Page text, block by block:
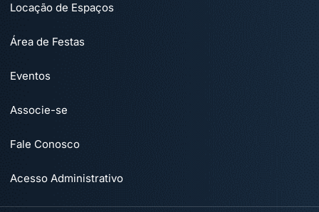
Locação de Espaços
Área de Festas
Eventos
Associe-se
Fale Conosco
Acesso Administrativo